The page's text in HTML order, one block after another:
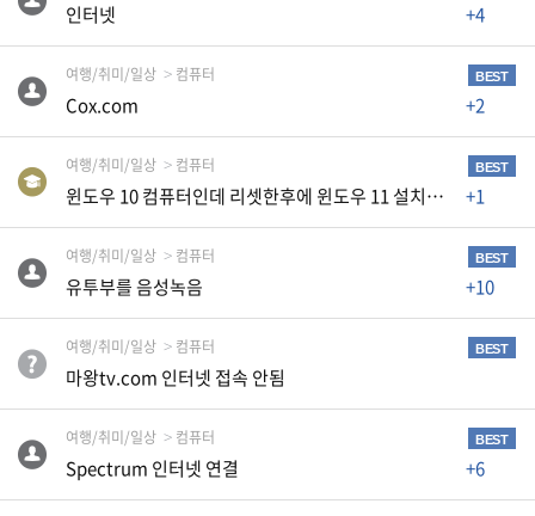
속
어
호
방
글
을
합
인터넷 +4
여행/취미/일상 컴퓨터 BEST
Cox.com +2
여행/취미/일상 컴퓨터 BEST
윈도우 10 컴퓨터인데 리셋한후에 윈도우 11 설치할수있을까요 ? +1
여행/취미/일상 컴퓨터 BEST
유투부를 음성녹음 +10
여행/취미/일상 컴퓨터 BEST
마왕tv.com 인터넷 접속 안됨
여행/취미/일상 컴퓨터 BEST
Spectrum 인터넷 연결 +6